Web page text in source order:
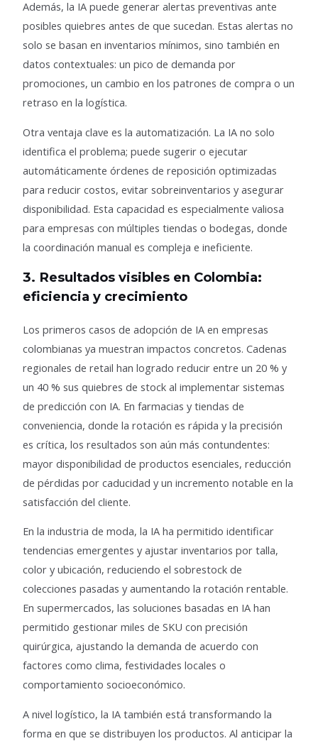
Además, la IA puede generar alertas preventivas ante
posibles quiebres antes de que sucedan. Estas alertas no
solo se basan en inventarios mínimos, sino también en
datos contextuales: un pico de demanda por
promociones, un cambio en los patrones de compra o un
retraso en la logística.
Otra ventaja clave es la automatización. La IA no solo
identifica el problema; puede sugerir o ejecutar
automáticamente órdenes de reposición optimizadas
para reducir costos, evitar sobreinventarios y asegurar
disponibilidad. Esta capacidad es especialmente valiosa
para empresas con múltiples tiendas o bodegas, donde
la coordinación manual es compleja e ineficiente.
3. Resultados visibles en Colombia:
eficiencia y crecimiento
Los primeros casos de adopción de IA en empresas
colombianas ya muestran impactos concretos. Cadenas
regionales de retail han logrado reducir entre un 20 % y
un 40 % sus quiebres de stock al implementar sistemas
de predicción con IA. En farmacias y tiendas de
conveniencia, donde la rotación es rápida y la precisión
es crítica, los resultados son aún más contundentes:
mayor disponibilidad de productos esenciales, reducción
de pérdidas por caducidad y un incremento notable en la
satisfacción del cliente.
En la industria de moda, la IA ha permitido identificar
tendencias emergentes y ajustar inventarios por talla,
color y ubicación, reduciendo el sobrestock de
colecciones pasadas y aumentando la rotación rentable.
En supermercados, las soluciones basadas en IA han
permitido gestionar miles de SKU con precisión
quirúrgica, ajustando la demanda de acuerdo con
factores como clima, festividades locales o
comportamiento socioeconómico.
A nivel logístico, la IA también está transformando la
forma en que se distribuyen los productos. Al anticipar la